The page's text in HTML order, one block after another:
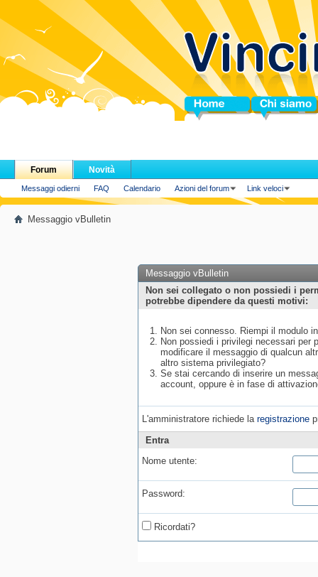
Home Chi siamo
Forum
Messaggi odierni FAQ Calendario Azioni del forum Link veloci
Novità
Messaggio vBulletin
Messaggio vBulletin
Non sei collegato o non possiedi i
potrebbe dipendere da questi motivi:
Non sei connesso. Riempi il modulo
Non possiedi i privilegi necessari per
modificare il messaggio di qualcun
altro sistema privilegiato?
Se stai cercando di inserire un
account, oppure è in fase di
L'amministratore richiede la registrazione
Entra
Nome utente:
Password:
Ricordati?